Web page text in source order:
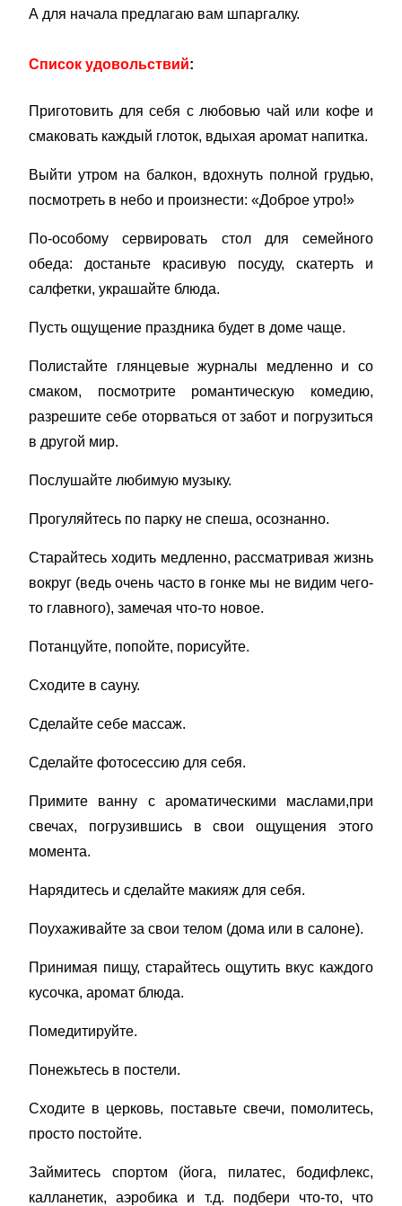
А для начала предлагаю вам шпаргалку.
Список удовольствий:
Приготовить для себя с любовью чай или кофе и
смаковать каждый глоток, вдыхая аромат напитка.
Выйти утром на балкон, вдохнуть полной грудью,
посмотреть в небо и произнести: «Доброе утро!»
По-особому сервировать стол для семейного
обеда: достаньте красивую посуду, скатерть и
салфетки, украшайте блюда.
Пусть ощущение праздника будет в доме чаще.
Полистайте глянцевые журналы медленно и со
смаком, посмотрите романтическую комедию,
разрешите себе оторваться от забот и погрузиться
в другой мир.
Послушайте любимую музыку.
Прогуляйтесь по парку не спеша, осознанно.
Старайтесь ходить медленно, рассматривая жизнь
вокруг (ведь очень часто в гонке мы не видим чего-
то главного), замечая что-то новое.
Потанцуйте, попойте, порисуйте.
Сходите в сауну.
Сделайте себе массаж.
Сделайте фотосессию для себя.
Примите ванну с ароматическими маслами,при
свечах, погрузившись в свои ощущения этого
момента.
Нарядитесь и сделайте макияж для себя.
Поухаживайте за свои телом (дома или в салоне).
Принимая пищу, старайтесь ощутить вкус каждого
кусочка, аромат блюда.
Помедитируйте.
Понежьтесь в постели.
Сходите в церковь, поставьте свечи, помолитесь,
просто постойте.
Займитесь спортом (йога, пилатес, бодифлекс,
калланетик, аэробика и т.д. подбери что-то, что